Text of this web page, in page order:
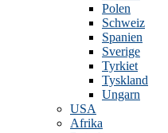
Polen
Schweiz
Spanien
Sverige
Tyrkiet
Tyskland
Ungarn
USA
Afrika